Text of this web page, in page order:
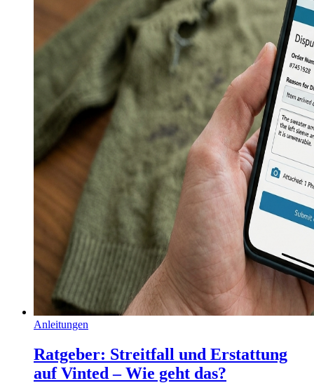
Anleitungen
Ratgeber: Streitfall und Erstattung
auf Vinted – Wie geht das?